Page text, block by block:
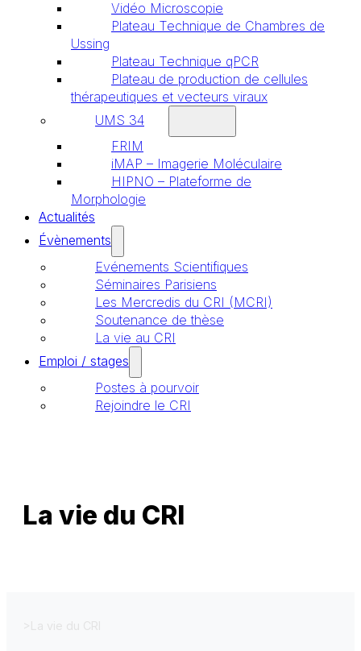
Vidéo Microscopie
Plateau Technique de Chambres de
Ussing
Plateau Technique qPCR
Plateau de production de cellules
thérapeutiques et vecteurs viraux
UMS 34
FRIM
iMAP – Imagerie Moléculaire
HIPNO – Plateforme de
Morphologie
Actualités
Évènements
Evénements Scientifiques
Séminaires Parisiens
Les Mercredis du CRI (MCRI)
Soutenance de thèse
La vie au CRI
Emploi / stages
Postes à pourvoir
Rejoindre le CRI
La vie du CRI